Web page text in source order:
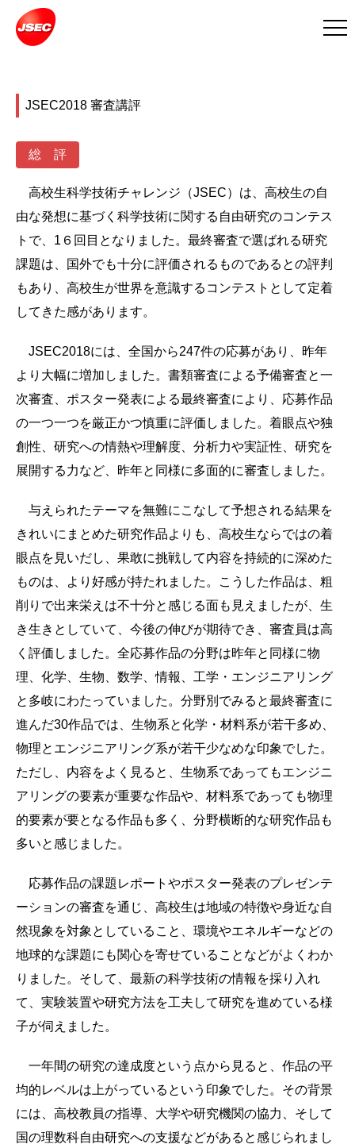
JSEC2018 審査講評
総 評
高校生科学技術チャレンジ（JSEC）は、高校生の自
由な発想に基づく科学技術に関する自由研究のコンテス
トで、1６回目となりました。最終審査で選ばれる研究
課題は、国外でも十分に評価されるものであるとの評判
もあり、高校生が世界を意識するコンテストとして定着
してきた感があります。
JSEC2018には、全国から247件の応募があり、昨年
より大幅に増加しました。書類審査による予備審査と一
次審査、ポスター発表による最終審査により、応募作品
の一つ一つを厳正かつ慎重に評価しました。着眼点や独
創性、研究への情熱や理解度、分析力や実証性、研究を
展開する力など、昨年と同様に多面的に審査しました。
与えられたテーマを無難にこなして予想される結果を
きれいにまとめた研究作品よりも、高校生ならではの着
眼点を見いだし、果敢に挑戦して内容を持続的に深めた
ものは、より好感が持たれました。こうした作品は、粗
削りで出来栄えは不十分と感じる面も見えましたが、生
き生きとしていて、今後の伸びが期待でき、審査員は高
く評価しました。全応募作品の分野は昨年と同様に物
理、化学、生物、数学、情報、工学・エンジニアリング
と多岐にわたっていました。分野別でみると最終審査に
進んだ30作品では、生物系と化学・材料系が若干多め、
物理とエンジニアリング系が若干少なめな印象でした。
ただし、内容をよく見ると、生物系であってもエンジニ
アリングの要素が重要な作品や、材料系であっても物理
的要素が要となる作品も多く、分野横断的な研究作品も
多いと感じました。
応募作品の課題レポートやポスター発表のプレゼンテ
ーションの審査を通じ、高校生は地域の特徴や身近な自
然現象を対象としていること、環境やエネルギーなどの
地球的な課題にも関心を寄せていることなどがよくわか
りました。そして、最新の科学技術の情報を採り入れ
て、実験装置や研究方法を工夫して研究を進めている様
子が伺えました。
一年間の研究の達成度という点から見ると、作品の平
均的レベルは上がっているという印象でした。その背景
には、高校教員の指導、大学や研究機関の協力、そして
国の理数科自由研究への支援などがあると感じられまし